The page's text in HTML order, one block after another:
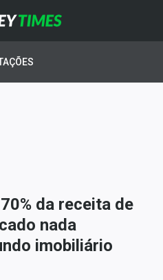
da receita de
nada
imobiliário